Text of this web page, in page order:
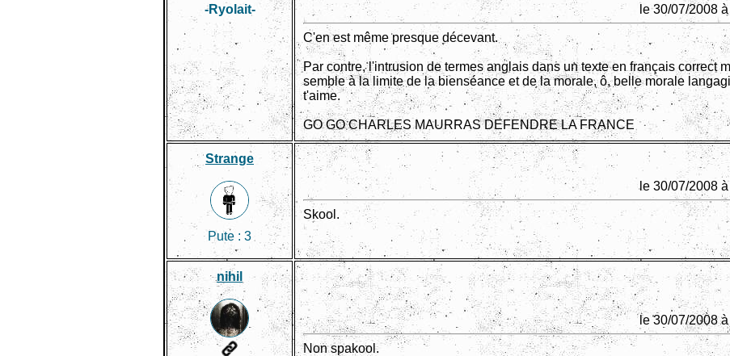
-Ryolait- le 30/07/2008
C'en est même presque décevant.
Par contre, l'intrusion de termes anglais dans un texte en français correct
semble à la limite de la bienséance et de la morale, ô, belle morale
t'aime.
GO GO CHARLES MAURRAS DEFENDRE LA FRANCE
Strange
Pute : 3
le 30/07/2008
Skool.
nihil
le 30/07/2008
Non spakool.